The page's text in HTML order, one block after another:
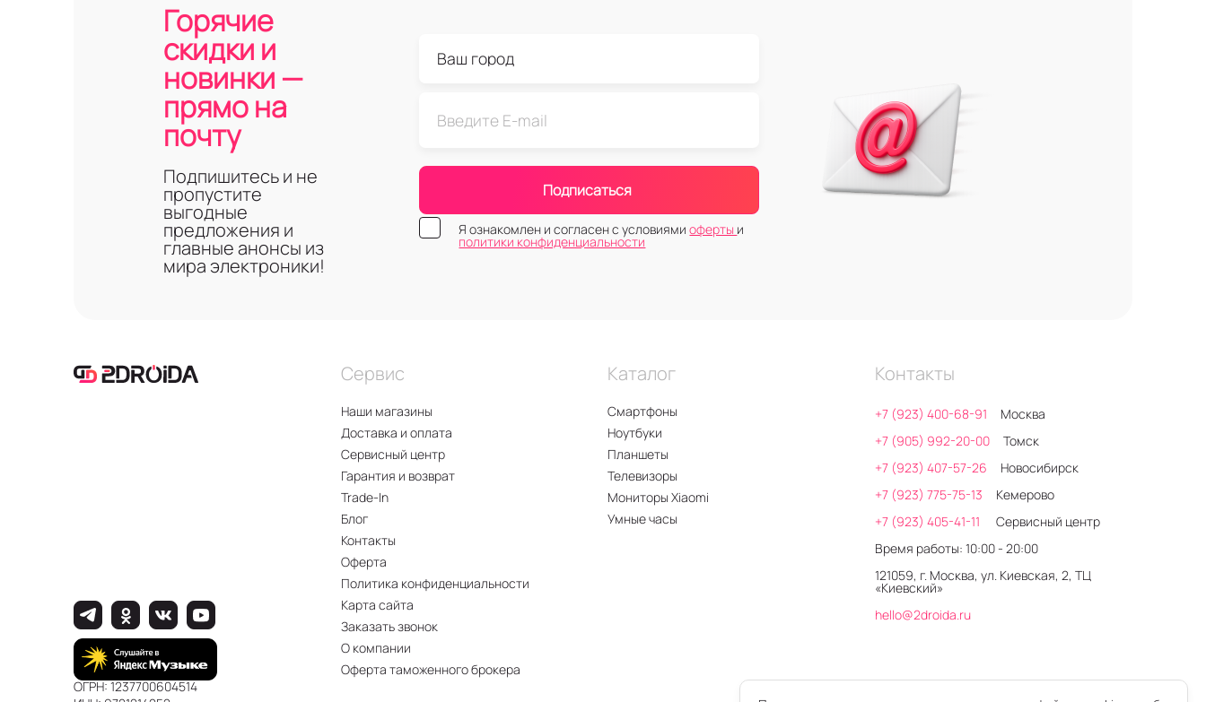
Горячие
скидки и
новинки —
прямо на
почту
Подпишитесь и не
пропустите
выгодные
предложения и
главные анонсы из
мира электроники!
Подписаться
Я ознакомлен и согласен с условиямиоферты и
политики конфиденциальности
Сервис
Наши магазины
Доставка и оплата
Сервисный центр
Гарантия и возврат
Trade-In
Блог
Контакты
Оферта
Политика конфиденциальности
Карта сайта
Заказать звонок
О компании
Оферта таможенного брокера
Каталог
Смартфоны
Ноутбуки
Планшеты
Телевизоры
Мониторы Xiaomi
Умные часы
Контакты
+7 (923) 400-68-91
Москва
+7 (905) 992-20-00
Томск
+7 (923) 407-57-26
Новосибирск
+7 (923) 775-75-13
Кемерово
+7 (923) 405-41-11
Сервисный центр
Время работы: 10:00 - 20:00
121059, г. Москва, ул. Киевская, 2, ТЦ
«Киевский»
hello@2droida.ru
ОГРН: 1237700604514